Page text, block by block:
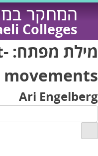
Skip
content
המחקר
Colleges
מילת מפתח:
Ari Engelberg